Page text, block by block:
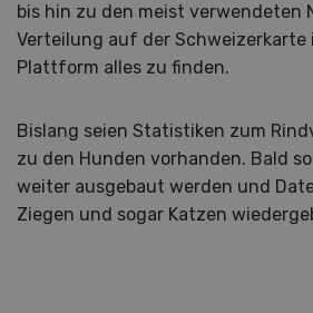
bis hin zu den meist verwendeten
Verteilung auf der
Plattform alles zu finden.
Bislang seien Statistiken zum
zu den Hunden vorhanden. Bald
weiter ausgebaut werden und
Ziegen und sogar Katzen